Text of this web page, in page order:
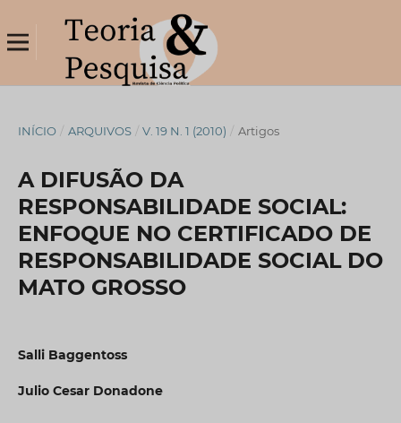
INÍCIO / ARQUIVOS / V. 19 N. 1 (2010) / Artigos
A DIFUSÃO DA
RESPONSABILIDADE SOCIAL:
ENFOQUE NO CERTIFICADO DE
RESPONSABILIDADE SOCIAL DO
MATO GROSSO
Salli Baggentoss
Julio Cesar Donadone